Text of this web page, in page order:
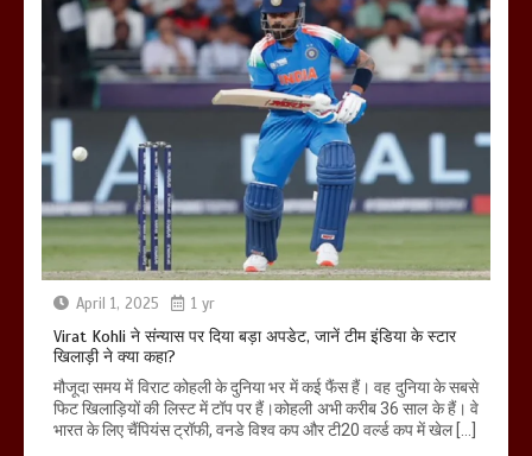
April 1, 2025 1 yr
Virat Kohli ने संन्यास पर दिया बड़ा अपडेट, जानें टीम इंडिया के स्टार
खिलाड़ी ने क्या कहा?
मौजूदा समय में विराट कोहली के दुनिया भर में कई फैंस हैं। वह दुनिया के सबसे
फिट खिलाड़ियों की लिस्ट में टॉप पर हैं।कोहली अभी करीब 36 साल के हैं। वे
भारत के लिए चैंपियंस ट्रॉफी, वनडे विश्व कप और टी20 वर्ल्ड कप में खेल […]